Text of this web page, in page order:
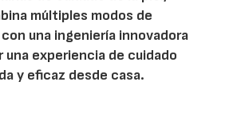
múltiples modos de
una ingeniería innovadora
una experiencia de cuidado
y eficaz desde casa.